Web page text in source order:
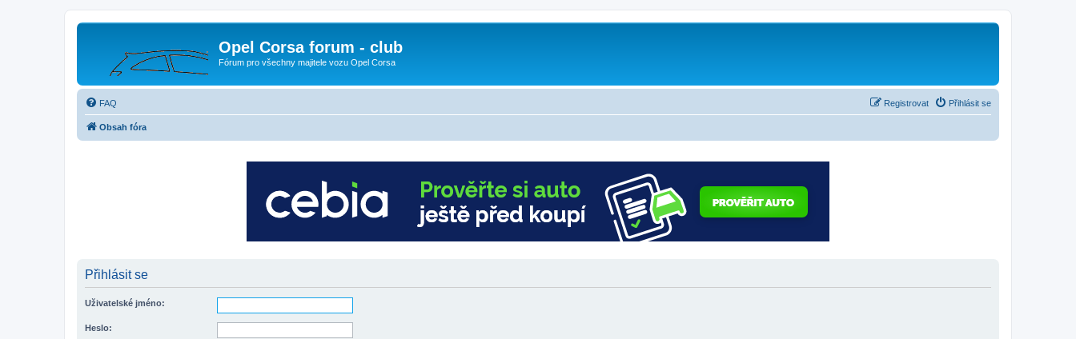
Opel Corsa forum - club
Fórum pro všechny majitele vozu Opel Corsa
FAQ Přihlásit se
Registrovat
Obsah fóra
Přihlásit se
Uživatelské jméno:
Heslo: